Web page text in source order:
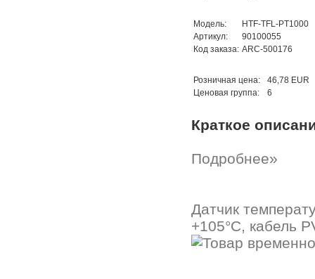
Модель:
HTF-TFL-PT1000
Артикул:
90100055
Код заказа: ARC-500176
Розничная цена:
46,78 EUR
Ценовая группа:
6
Краткое
Подробнее»
Датчик
+105°C, кабель